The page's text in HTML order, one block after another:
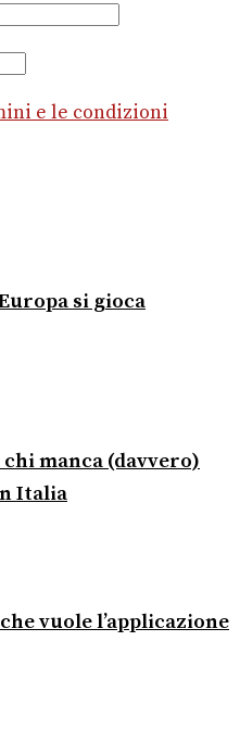
e le condizioni
si gioca
manca (davvero)
Italia
vuole l’applicazione